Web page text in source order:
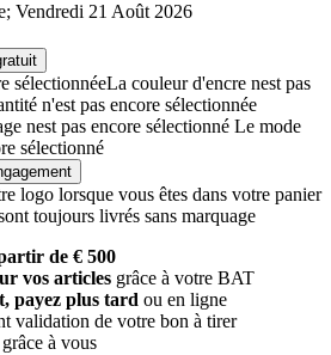
Vendredi 21 Août 2026
sélectionnéeLa couleur d'encre nest pas
n'est pas encore sélectionnée
nest pas encore sélectionné Le mode
sélectionné
logo lorsque vous êtes dans votre panier
toujours livrés sans marquage
de € 500
vos articles grâce à votre BAT
payez plus tard ou en ligne
validation de votre bon à tirer
grâce à vous